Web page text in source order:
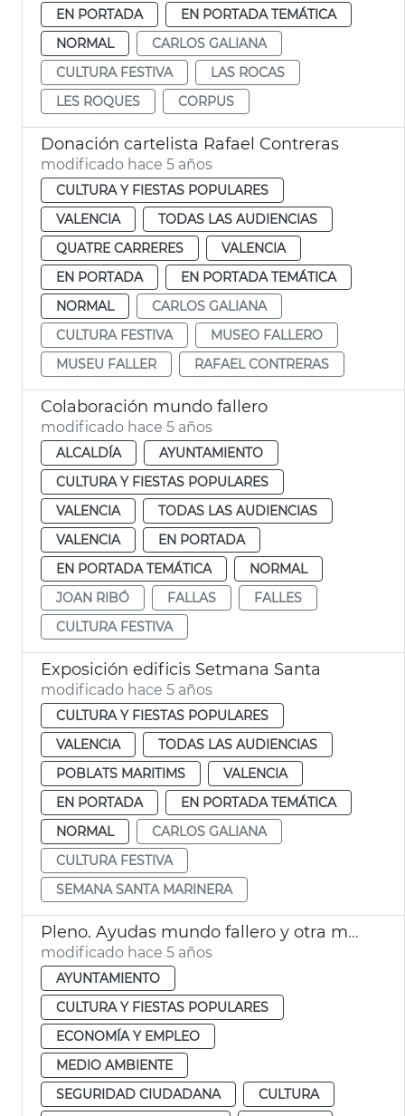
EN PORTADA
EN PORTADA TEMÁTICA
NORMAL
CARLOS GALIANA
CULTURA FESTIVA
LAS ROCAS
LES ROQUES
CORPUS
Donación cartelista Rafael Contreras
modificado hace 5 años
CULTURA Y FIESTAS POPULARES
VALENCIA
TODAS LAS AUDIENCIAS
QUATRE CARRERES
VALENCIA
EN PORTADA
EN PORTADA TEMÁTICA
NORMAL
CARLOS GALIANA
CULTURA FESTIVA
MUSEO FALLERO
MUSEU FALLER
RAFAEL CONTRERAS
Colaboración mundo fallero
modificado hace 5 años
ALCALDÍA
AYUNTAMIENTO
CULTURA Y FIESTAS POPULARES
VALENCIA
TODAS LAS AUDIENCIAS
VALENCIA
EN PORTADA
EN PORTADA TEMÁTICA
NORMAL
JOAN RIBÓ
FALLAS
FALLES
CULTURA FESTIVA
Exposición edificis Setmana Santa
modificado hace 5 años
CULTURA Y FIESTAS POPULARES
VALENCIA
TODAS LAS AUDIENCIAS
POBLATS MARITIMS
VALENCIA
EN PORTADA
EN PORTADA TEMÁTICA
NORMAL
CARLOS GALIANA
CULTURA FESTIVA
SEMANA SANTA MARINERA
Pleno. Ayudas mundo fallero y otra mociones
modificado hace 5 años
AYUNTAMIENTO
CULTURA Y FIESTAS POPULARES
ECONOMÍA Y EMPLEO
MEDIO AMBIENTE
SEGURIDAD CIUDADANA
CULTURA